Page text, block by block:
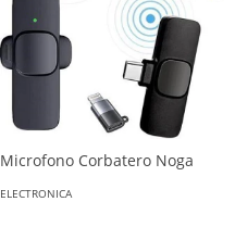
Microfono Corbatero Noga
ELECTRONICA